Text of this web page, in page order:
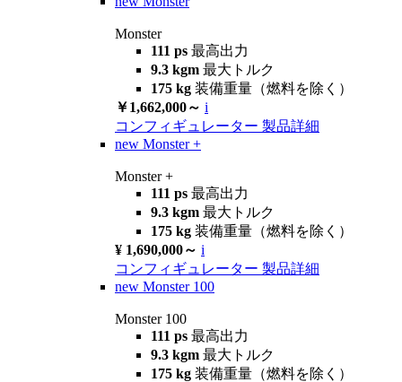
Monster
111 ps 最高出力
9.3 kgm 最大トルク
175 kg 装備重量（燃料を除く）
￥1,662,000～ i
コンフィギュレーター 製品詳細
new Monster +
Monster +
111 ps 最高出力
9.3 kgm 最大トルク
175 kg 装備重量（燃料を除く）
¥ 1,690,000～ i
コンフィギュレーター 製品詳細
new Monster 100
Monster 100
111 ps 最高出力
9.3 kgm 最大トルク
175 kg 装備重量（燃料を除く）